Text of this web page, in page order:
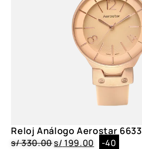
Reloj Análogo Aerostar
s/330.00s/ 199.00 -40